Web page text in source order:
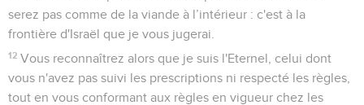
serez pas comme de la viande à l’intérieur : c'est à la
frontière d'Israël que je vous jugerai.
12 Vous reconnaîtrez alors que je suis l'Eternel, celui dont
vous n'avez pas suivi les prescriptions ni respecté les règles,
tout en vous conformant aux règles en vigueur chez les